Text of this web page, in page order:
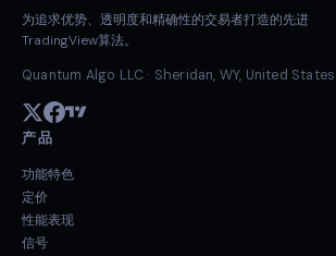
为追求优势、透明度和精确性的交易者打造的先进
TradingView算法。
Quantum Algo LLC · Sheridan, WY, United States
产品
功能特色
定价
性能表现
信号